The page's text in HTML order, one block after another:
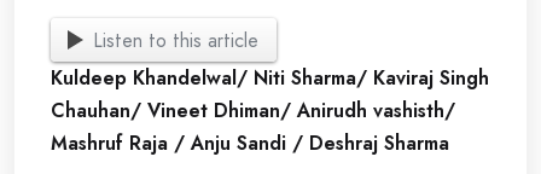
Listen to this article
Kuldeep Khandelwal/ Niti Sharma/ Kaviraj Singh
Chauhan/ Vineet Dhiman/ Anirudh vashisth/
Mashruf Raja / Anju Sandi / Deshraj Sharma